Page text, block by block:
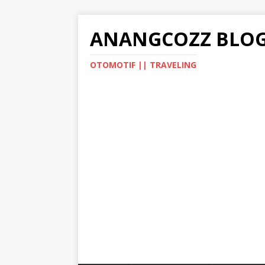
ANANGCOZZ
OTOMOTIF || TRAVELING